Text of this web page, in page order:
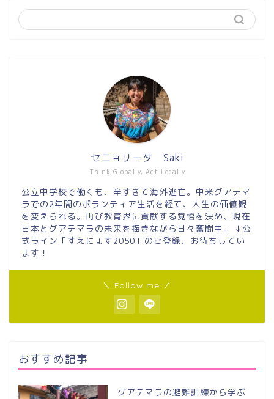
Think Globally, Act Locally
セニョリータ Saki
公立中学校で働くも、辛すぎて海外逃亡。中米グアテマ
ラでの2年間のボランティア生活を経て、人生の価値観
を変えられる。再び教育界に貢献する覚悟を決め、現在
日本とグアテマラの未来を描きながら日々奮闘中。 ↓公
式ライン「すえにょす2050」のご登録、お待ちしてい
ます！
＼ Follow me ／
おすすめ記事
グアテマラの避難訓練から学ぶ